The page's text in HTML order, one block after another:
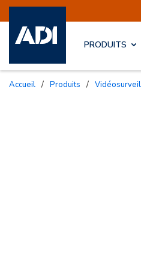
PRODUITS
Accueil / Produits /